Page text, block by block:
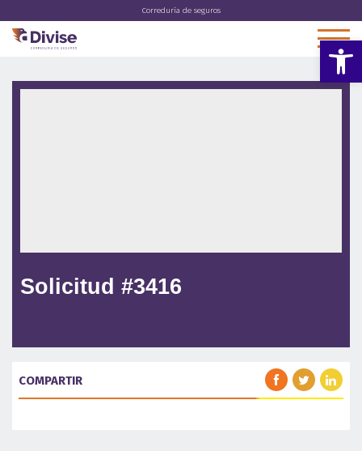
Abrir
Correduría de seguros
Solicitud #3416
COMPARTIR